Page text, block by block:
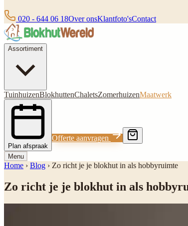
020 - 644 06 18Over onsKlantfoto'sContact
Assortiment
TuinhuizenBlokhuttenChaletsZomerhuizenMaatwerk
Plan afspraak
Offerte aanvragen
Menu
Home › Blog › Zo richt je je blokhut in als hobbyruimte
Zo richt je je blokhut in als